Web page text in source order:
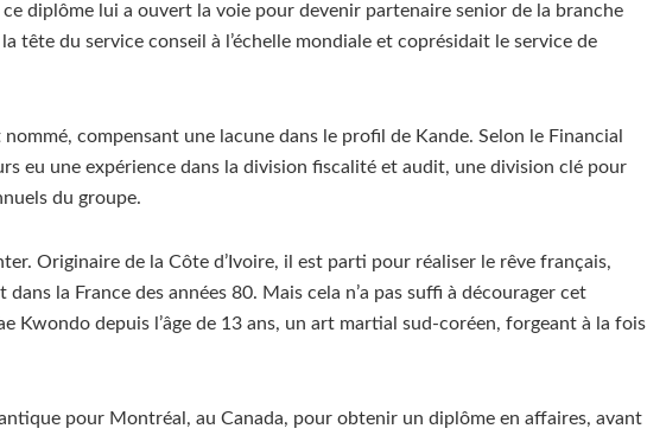
diplôme lui a ouvert la voie pour devenir partenaire senior de la branche
tête du service conseil à l’échelle mondiale et coprésidait le service de
compensant une lacune dans le profil de Kande. Selon le Financial
eu une expérience dans la division fiscalité et audit, une division clé pour
du groupe.
Originaire de la Côte d’Ivoire, il est parti pour réaliser le rêve français,
la France des années 80. Mais cela n’a pas suffi à décourager cet
Kwondo depuis l’âge de 13 ans, un art martial sud-coréen, forgeant à la fois
pour Montréal, au Canada, pour obtenir un diplôme en affaires, avant